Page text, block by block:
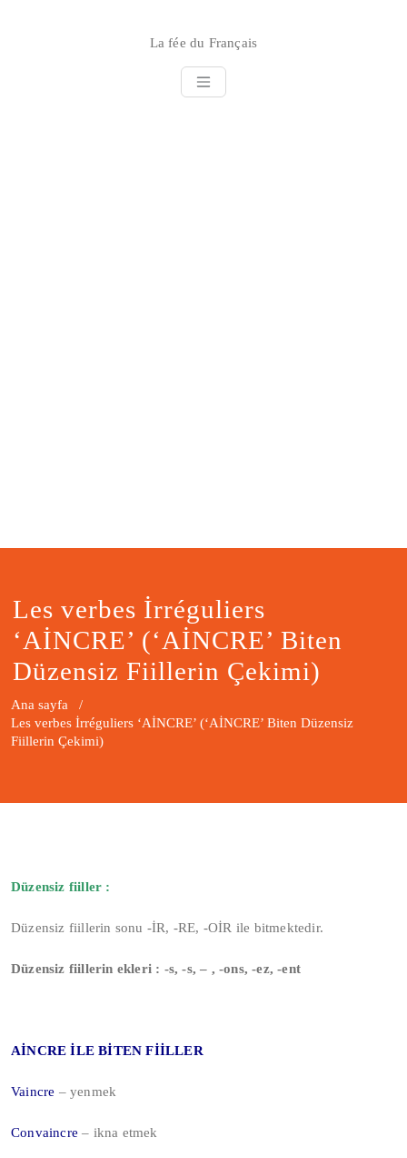
La fée du Français
Les verbes İrréguliers
‘AİNCRE’ (‘AİNCRE’ Biten
Düzensiz Fiillerin Çekimi)
Ana sayfa /
Les verbes İrréguliers ‘AİNCRE’ (‘AİNCRE’ Biten Düzensiz
Fiillerin Çekimi)
Düzensiz fiiller :
Düzensiz fiillerin sonu -İR, -RE, -OİR ile bitmektedir.
Düzensiz fiillerin ekleri : -s, -s, – , -ons, -ez, -ent
AİNCRE İLE BİTEN FİİLLER
Vaincre – yenmek
Convaincre – ikna etmek